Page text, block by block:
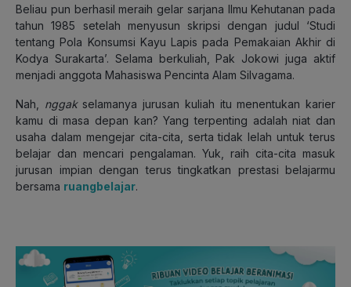
Beliau pun berhasil meraih gelar sarjana Ilmu Kehutanan pada
tahun 1985 setelah menyusun skripsi dengan judul ‘Studi
tentang Pola Konsumsi Kayu Lapis pada Pemakaian Akhir di
Kodya Surakarta’. Selama berkuliah, Pak Jokowi juga aktif
menjadi anggota Mahasiswa Pencinta Alam Silvagama.
Nah, nggakselamanya jurusan kuliah itu menentukan karier
kamu di masa depan kan? Yang terpenting adalah niat dan
usaha dalam mengejar cita-cita, serta tidak lelah untuk terus
belajar dan mencari pengalaman. Yuk, raih cita-cita masuk
jurusan impian dengan terus tingkatkan prestasi belajarmu
bersama ruangbelajar.